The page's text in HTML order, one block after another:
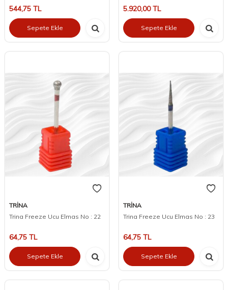
544,75 TL
Sepete Ekle
5.920,00TL
Sepete Ekle
TRİNA
Trina Freeze Ucu Elmas No : 22
64,75 TL
Sepete Ekle
TRİNA
Trina Freeze Ucu Elmas No : 23
64,75 TL
Sepete Ekle